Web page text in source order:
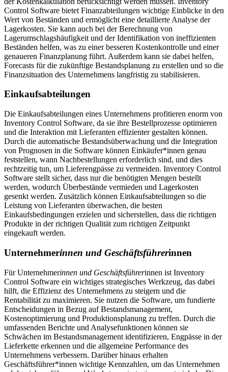
Control Software bietet Finanzabteilungen wichtige Einblicke in den
Wert von Beständen und ermöglicht eine detaillierte Analyse der
Lagerkosten. Sie kann auch bei der Berechnung von
Lagerumschlagshäufigkeit und der Identifikation von ineffizienten
Beständen helfen, was zu einer besseren Kostenkontrolle und einer
genaueren Finanzplanung führt. Außerdem kann sie dabei helfen,
Forecasts für die zukünftige Bestandsplanung zu erstellen und so die
Finanzsituation des Unternehmens langfristig zu stabilisieren.
Einkaufsabteilungen
Die Einkaufsabteilungen eines Unternehmens profitieren enorm von
Inventory Control Software, da sie ihre Bestellprozesse optimieren
und die Interaktion mit Lieferanten effizienter gestalten können.
Durch die automatische Bestandsüberwachung und die Integration
von Prognosen in die Software können Einkäufer*innen genau
feststellen, wann Nachbestellungen erforderlich sind, und dies
rechtzeitig tun, um Lieferengpässe zu vermeiden. Inventory Control
Software stellt sicher, dass nur die benötigten Mengen bestellt
werden, wodurch Überbestände vermieden und Lagerkosten
gesenkt werden. Zusätzlich können Einkaufsabteilungen so die
Leistung von Lieferanten überwachen, die besten
Einkaufsbedingungen erzielen und sicherstellen, dass die richtigen
Produkte in der richtigen Qualität zum richtigen Zeitpunkt
eingekauft werden.
Unternehmerinnen und Geschäftsführerinnen
Für Unternehmerinnen und Geschäftsführerinnen ist Inventory
Control Software ein wichtiges strategisches Werkzeug, das dabei
hilft, die Effizienz des Unternehmens zu steigern und die
Rentabilität zu maximieren. Sie nutzen die Software, um fundierte
Entscheidungen in Bezug auf Bestandsmanagement,
Kostenoptimierung und Produktionsplanung zu treffen. Durch die
umfassenden Berichte und Analysefunktionen können sie
Schwächen im Bestandsmanagement identifizieren, Engpässe in der
Lieferkette erkennen und die allgemeine Performance des
Unternehmens verbessern. Darüber hinaus erhalten
Geschäftsführer*innen wichtige Kennzahlen, um das Unternehmen